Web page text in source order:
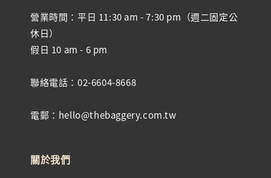
營業時間：平日 11:30 am - 7:30 pm（週二固定公
休日）
假日 10 am - 6 pm
聯絡電話：02-6604-8668
電郵：hello@thebaggery.com.tw
關於我們